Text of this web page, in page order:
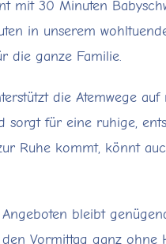
mit 30 Minuten
in unserem
die ganze Familie.
die Atemwege
sorgt für eine ruhige,
Ruhe kommt, könnt
bleibt
Vormittag ganz ohne